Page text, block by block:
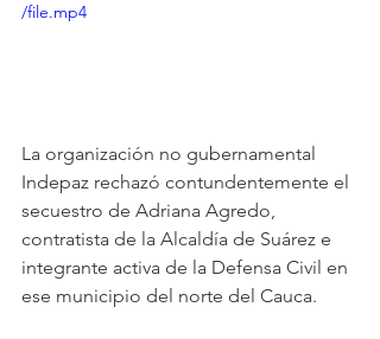
/file.mp4
La organización no gubernamental
Indepaz rechazó contundentemente el
secuestro de Adriana Agredo,
contratista de la Alcaldía de Suárez e
integrante activa de la Defensa Civil en
ese municipio del norte del Cauca.